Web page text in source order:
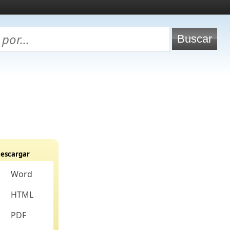
Word
HTML
PDF